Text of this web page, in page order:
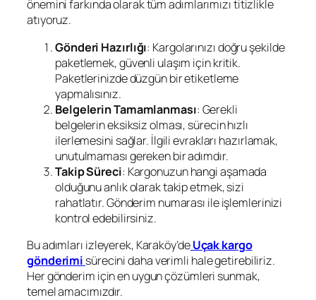
önemini farkında olarak tüm adımlarımızı titizlikle
atıyoruz.
Gönderi Hazırlığı: Kargolarınızı doğru şekilde
paketlemek, güvenli ulaşım için kritik.
Paketlerinizde düzgün bir etiketleme
yapmalısınız.
Belgelerin Tamamlanması: Gerekli
belgelerin eksiksiz olması, sürecin hızlı
ilerlemesini sağlar. İlgili evrakları hazırlamak,
unutulmaması gereken bir adımdır.
Takip Süreci: Kargonuzun hangi aşamada
olduğunu anlık olarak takip etmek, sizi
rahatlatır. Gönderim numarası ile işlemlerinizi
kontrol edebilirsiniz.
Bu adımları izleyerek, Karaköy’deUçak kargo
gönderimi sürecini daha verimli hale getirebiliriz.
Her gönderim için en uygun çözümleri sunmak,
temel amacımızdır.